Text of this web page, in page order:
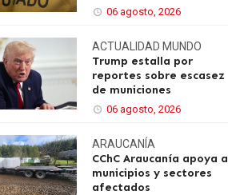
06 agosto, 2026
ACTUALIDAD MUNDO
Trump estalla por
reportes sobre escasez
de municiones
06 agosto, 2026
ARAUCANÍA
CChC Araucanía apoya a
municipios y sectores
afectados